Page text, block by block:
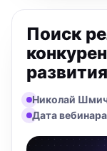
Поиск
Николай
Дата